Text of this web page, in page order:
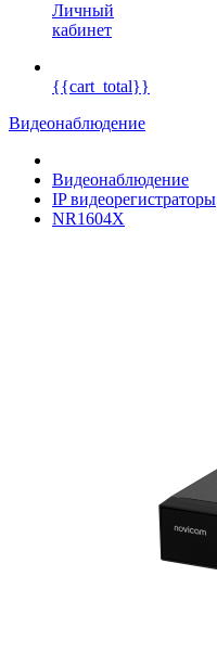
Личный
кабинет
{{cart_total}}
Видеонаблюдение
Видеонаблюдение
IP видеорегистраторы
NR1604X